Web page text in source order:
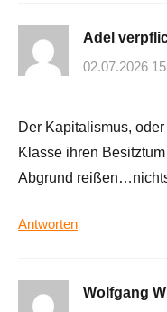
Adel
02.07.2026
Der Kapitalismus,
Klasse ihren
Abgrund
Antworten
Wolfgang